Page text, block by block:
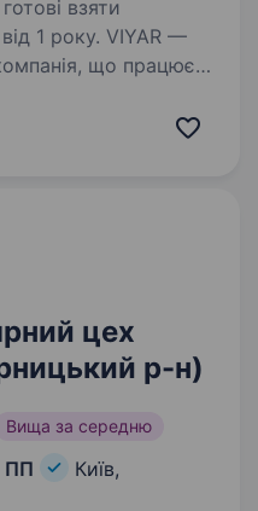
взяти
VIYAR —
що працює
якісний
цех
р-н)
Вища за середню
ПП
Київ,